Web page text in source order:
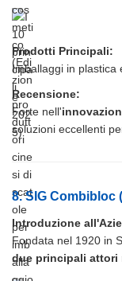
Prodotti Principali:
Imballaggi in plastica
Recensione:
Forte nell'
soluzioni eccellenti
8. SIG Combibloc
Introduzione
Fondata nel 1920 in
due principali attori